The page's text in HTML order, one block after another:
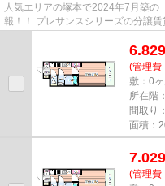
人気エリアの塚本で2024年7月築の
報！！ プレサンスシリーズの分譲
6.829
(管理費
敷：0
所在階
間取り
面積：
7.029
(管理費